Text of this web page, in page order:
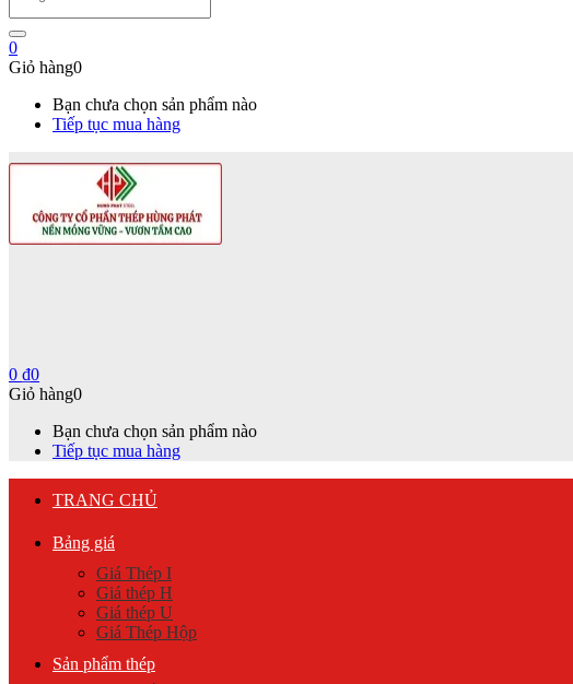
0
Giỏ hàng0
Bạn chưa chọn sản phẩm nào
Tiếp tục mua hàng
0 ₫0
Giỏ hàng0
Bạn chưa chọn sản phẩm nào
Tiếp tục mua hàng
TRANG CHỦ
Bảng giá
Giá Thép I
Giá thép H
Giá thép U
Giá Thép Hộp
Sản phẩm thép